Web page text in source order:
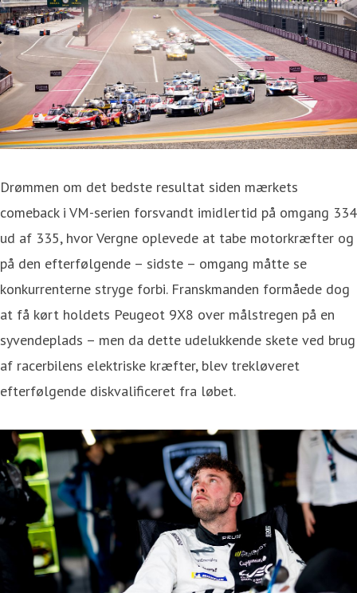
Drømmen om det bedste resultat siden mærkets
comeback i VM-serien forsvandt imidlertid på omgang 334
ud af 335, hvor Vergne oplevede at tabe motorkræfter og
på den efterfølgende – sidste – omgang måtte se
konkurrenterne stryge forbi. Franskmanden formåede dog
at få kørt holdets Peugeot 9X8 over målstregen på en
syvendeplads – men da dette udelukkende skete ved brug
af racerbilens elektriske kræfter, blev trekløveret
efterfølgende diskvalificeret fra løbet.